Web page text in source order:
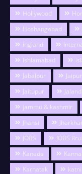
Hollywood
Hoshangabad
ingland
Ishlamabad
Jabalpur
Jaipur
Jaitupur
jammu & kashmir
Jhansi
JOBS
JOBS
Kanada
Karnatak
katni